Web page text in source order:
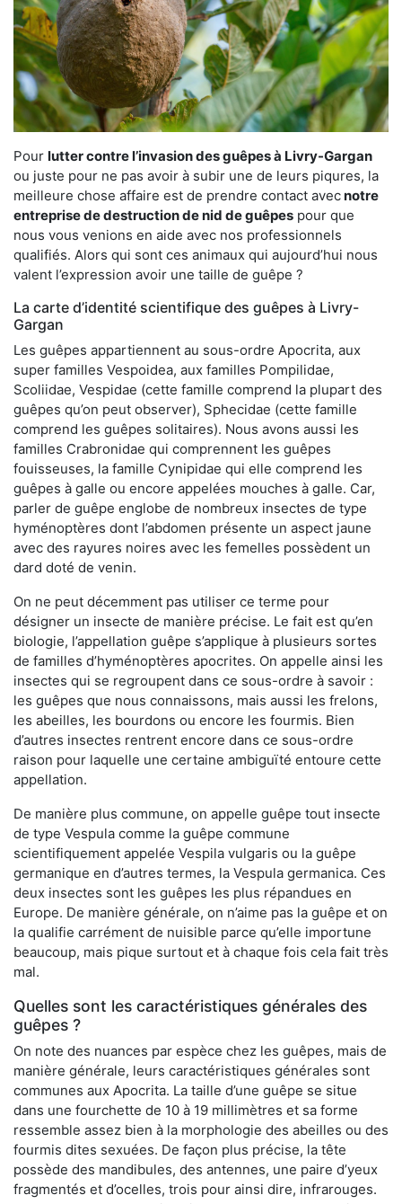
Pour lutter contre l’invasion des guêpes à Livry-Gargan
ou juste pour ne pas avoir à subir une de leurs piqures, la
meilleure chose affaire est de prendre contact avecnotre
entreprise de destruction de nid de guêpes pour que
nous vous venions en aide avec nos professionnels
qualifiés. Alors qui sont ces animaux qui aujourd’hui nous
valent l’expression avoir une taille de guêpe ?
La carte d’identité scientifique des guêpes à Livry-
Gargan
Les guêpes appartiennent au sous-ordre Apocrita, aux
super familles Vespoidea, aux familles Pompilidae,
Scoliidae, Vespidae (cette famille comprend la plupart des
guêpes qu’on peut observer), Sphecidae (cette famille
comprend les guêpes solitaires). Nous avons aussi les
familles Crabronidae qui comprennent les guêpes
fouisseuses, la famille Cynipidae qui elle comprend les
guêpes à galle ou encore appelées mouches à galle. Car,
parler de guêpe englobe de nombreux insectes de type
hyménoptères dont l’abdomen présente un aspect jaune
avec des rayures noires avec les femelles possèdent un
dard doté de venin.
On ne peut décemment pas utiliser ce terme pour
désigner un insecte de manière précise. Le fait est qu’en
biologie, l’appellation guêpe s’applique à plusieurs sortes
de familles d’hyménoptères apocrites. On appelle ainsi les
insectes qui se regroupent dans ce sous-ordre à savoir :
les guêpes que nous connaissons, mais aussi les frelons,
les abeilles, les bourdons ou encore les fourmis. Bien
d’autres insectes rentrent encore dans ce sous-ordre
raison pour laquelle une certaine ambiguïté entoure cette
appellation.
De manière plus commune, on appelle guêpe tout insecte
de type Vespula comme la guêpe commune
scientifiquement appelée Vespila vulgaris ou la guêpe
germanique en d’autres termes, la Vespula germanica. Ces
deux insectes sont les guêpes les plus répandues en
Europe. De manière générale, on n’aime pas la guêpe et on
la qualifie carrément de nuisible parce qu’elle importune
beaucoup, mais pique surtout et à chaque fois cela fait très
mal.
Quelles sont les caractéristiques générales des
guêpes ?
On note des nuances par espèce chez les guêpes, mais de
manière générale, leurs caractéristiques générales sont
communes aux Apocrita. La taille d’une guêpe se situe
dans une fourchette de 10 à 19 millimètres et sa forme
ressemble assez bien à la morphologie des abeilles ou des
fourmis dites sexuées. De façon plus précise, la tête
possède des mandibules, des antennes, une paire d’yeux
fragmentés et d’ocelles, trois pour ainsi dire, infrarouges.